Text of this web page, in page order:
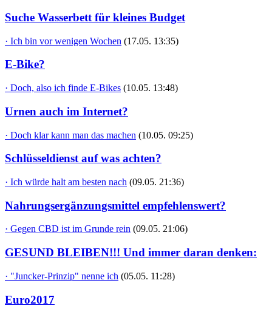
Suche Wasserbett für kleines Budget
· Ich bin vor wenigen Wochen (17.05. 13:35)
E-Bike?
· Doch, also ich finde E-Bikes (10.05. 13:48)
Urnen auch im Internet?
· Doch klar kann man das machen (10.05. 09:25)
Schlüsseldienst auf was achten?
· Ich würde halt am besten nach (09.05. 21:36)
Nahrungsergänzungsmittel empfehlenswert?
· Gegen CBD ist im Grunde rein (09.05. 21:06)
GESUND BLEIBEN!!! Und immer daran denken:
· "Juncker-Prinzip" nenne ich (05.05. 11:28)
Euro2017